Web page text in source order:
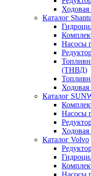
Ходовая
Каталог
Насосы
(ТНВД)
Ходовая
Каталог
Насосы
Ходовая
Каталог Volvo
Насосы